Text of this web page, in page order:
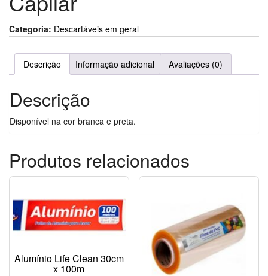
Categoria: Descartáveis em geral
Descrição Informação adicional Avaliações (0)
Descrição
Disponível na cor branca e preta.
Produtos relacionados
Alumínio Life Clean 30cm
x 100m